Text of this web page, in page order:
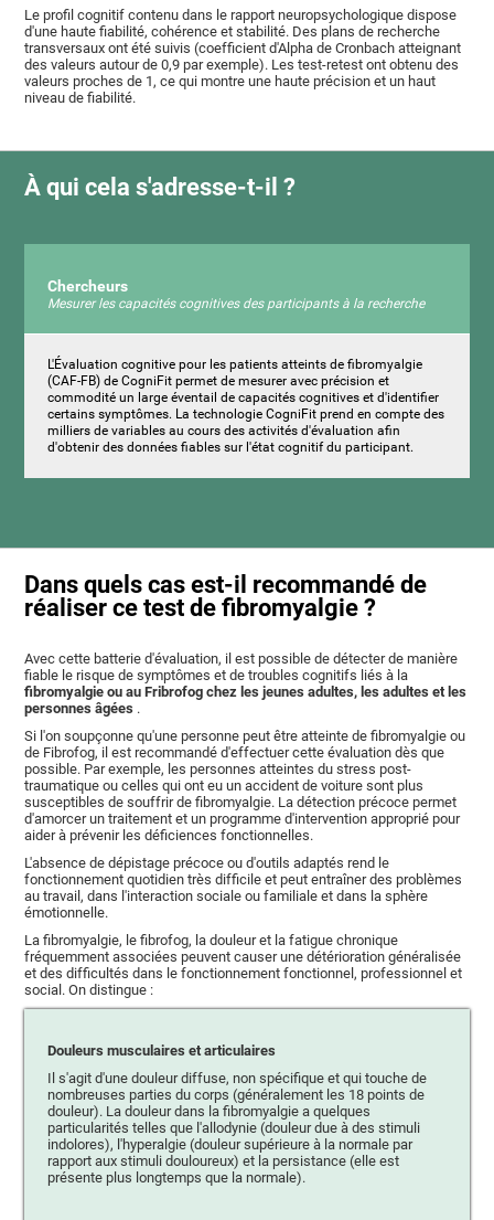
Le profil cognitif contenu dans le rapport neuropsychologique dispose
d'une haute fiabilité, cohérence et stabilité. Des plans de recherche
transversaux ont été suivis (coefficient d'Alpha de Cronbach atteignant
des valeurs autour de 0,9 par exemple). Les test-retest ont obtenu des
valeurs proches de 1, ce qui montre une haute précision et un haut
niveau de fiabilité.
À qui cela s'adresse-t-il ?
Chercheurs
Mesurer les capacités cognitives des participants à la recherche
L'Évaluation cognitive pour les patients atteints de fibromyalgie
(CAF-FB) de CogniFit permet de mesurer avec précision et
commodité un large éventail de capacités cognitives et d'identifier
certains symptômes. La technologie CogniFit prend en compte des
milliers de variables au cours des activités d'évaluation afin
d'obtenir des données fiables sur l'état cognitif du participant.
Dans quels cas est-il recommandé de
réaliser ce test de fibromyalgie ?
Avec cette batterie d'évaluation, il est possible de détecter de manière
fiable le risque de symptômes et de troubles cognitifs liés à la
fibromyalgie ou au Fribrofog chez les jeunes adultes, les adultes et les
personnes âgées .
Si l'on soupçonne qu'une personne peut être atteinte de fibromyalgie ou
de Fibrofog, il est recommandé d'effectuer cette évaluation dès que
possible. Par exemple, les personnes atteintes du stress post-
traumatique ou celles qui ont eu un accident de voiture sont plus
susceptibles de souffrir de fibromyalgie. La détection précoce permet
d'amorcer un traitement et un programme d'intervention approprié pour
aider à prévenir les déficiences fonctionnelles.
L'absence de dépistage précoce ou d'outils adaptés rend le
fonctionnement quotidien très difficile et peut entraîner des problèmes
au travail, dans l'interaction sociale ou familiale et dans la sphère
émotionnelle.
La fibromyalgie, le fibrofog, la douleur et la fatigue chronique
fréquemment associées peuvent causer une détérioration généralisée
et des difficultés dans le fonctionnement fonctionnel, professionnel et
social. On distingue :
Douleurs musculaires et articulaires
Il s'agit d'une douleur diffuse, non spécifique et qui touche de
nombreuses parties du corps (généralement les 18 points de
douleur). La douleur dans la fibromyalgie a quelques
particularités telles que l'allodynie (douleur due à des stimuli
indolores), l'hyperalgie (douleur supérieure à la normale par
rapport aux stimuli douloureux) et la persistance (elle est
présente plus longtemps que la normale).